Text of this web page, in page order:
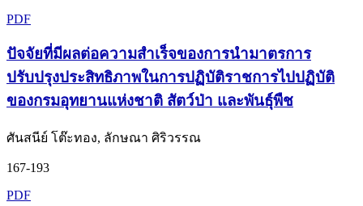
PDF
ปัจจัยที่มีผลต่อความสำเร็จของการนำมาตรการ
ปรับปรุงประสิทธิภาพในการปฏิบัติราชการไปปฏิบัติ
ของกรมอุทยานแห่งชาติ สัตว์ป่า และพันธุ์พืช
ศันสนีย์ โต๊ะทอง, ลักษณา ศิริวรรณ
167-193
PDF